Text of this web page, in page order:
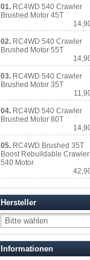
01. RC4WD 540 Crawler
Brushed Motor 45T
02. RC4WD 540 Crawler
Brushed Motor 55T
03. RC4WD 540 Crawler
Brushed Motor 35T
04. RC4WD 540 Crawler
Brushed Motor 80T
05. RC4WD Brushed 35T
Boost Rebuildable Crawler
540 Motor
Hersteller
Informationen